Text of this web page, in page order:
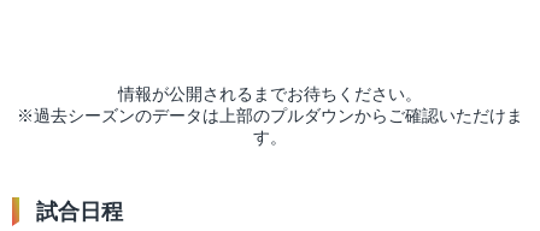
情報が公開されるまでお待ちください。
※過去シーズンのデータは上部のプルダウンからご確認いただけま
す。
試合日程